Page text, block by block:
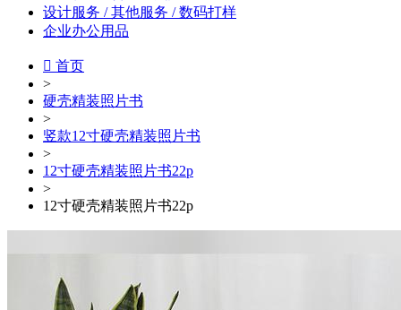
设计服务 / 其他服务 / 数码打样
企业办公用品
 首页
>
硬壳精装照片书
>
竖款12寸硬壳精装照片书
>
12寸硬壳精装照片书22p
>
12寸硬壳精装照片书22p